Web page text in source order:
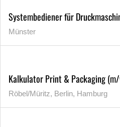
Systembediener für
Münster
Kalkulator Print & Packaging
Röbel/Müritz, Berlin, Hamburg